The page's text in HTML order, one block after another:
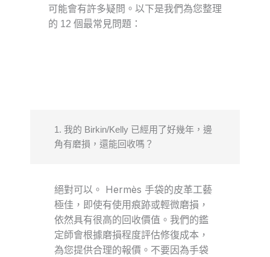
可能會有許多疑問。以下是我們為您整理
的 12 個最常見問題：
1. 我的 Birkin/Kelly 已經用了好幾年，邊
角有磨損，還能回收嗎？
絕對可以。 Hermès 手袋的皮革工藝
極佳，即使有使用痕跡或輕微磨損，
依然具有很高的回收價值。我們的鑑
定師會根據磨損程度評估修復成本，
為您提供合理的報價。不要因為手袋